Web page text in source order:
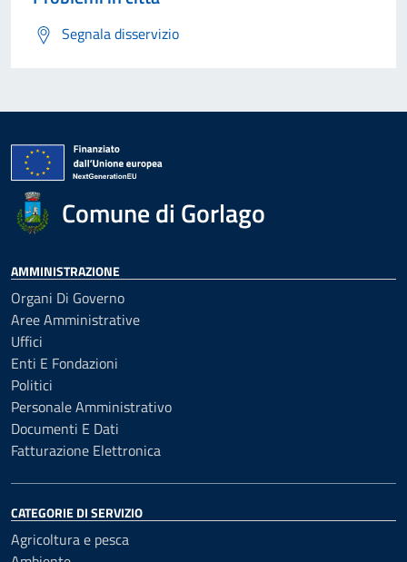
Segnala disservizio
Comune di Gorlago
AMMINISTRAZIONE
Organi Di Governo
Aree Amministrative
Uffici
Enti E Fondazioni
Politici
Personale Amministrativo
Documenti E Dati
Fatturazione Elettronica
CATEGORIE DI SERVIZIO
Agricoltura e pesca